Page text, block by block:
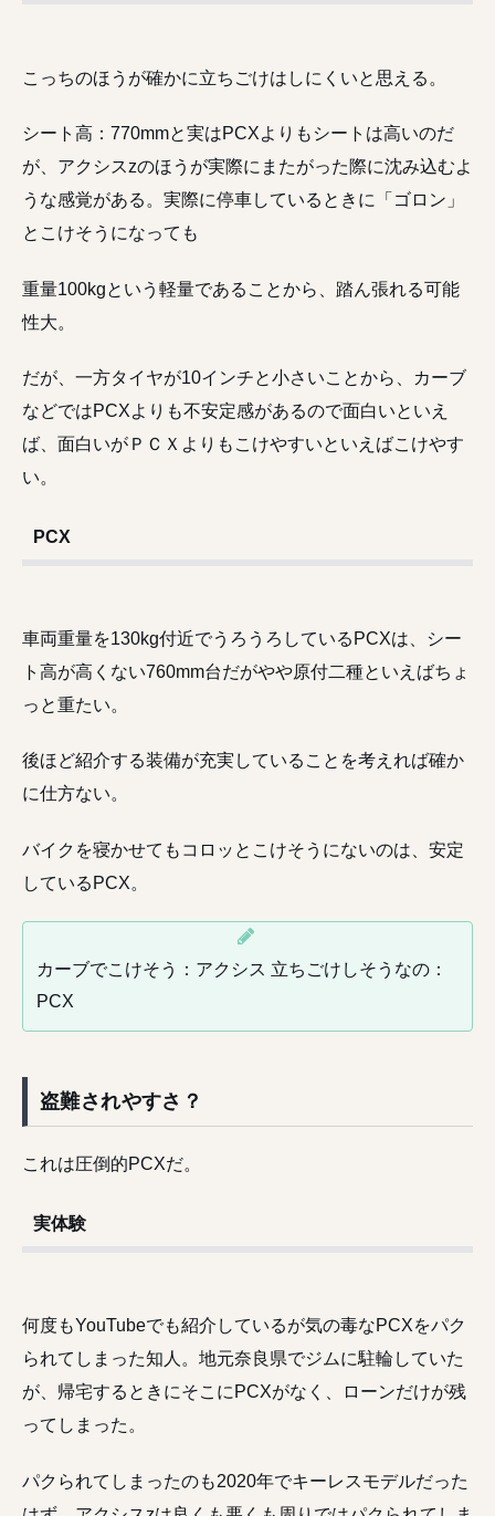
こっちのほうが確かに立ちごけはしにくいと思える。
シート高：770mmと実はPCXよりもシートは高いのだ
が、アクシスzのほうが実際にまたがった際に沈み込むよ
うな感覚がある。実際に停車しているときに「ゴロン」
とこけそうになっても
重量100kgという軽量であることから、踏ん張れる可能
性大。
だが、一方タイヤが10インチと小さいことから、カーブ
などではPCXよりも不安定感があるので面白いといえ
ば、面白いがＰＣＸよりもこけやすいといえばこけやす
い。
PCX
車両重量を130kg付近でうろうろしているPCXは、シー
ト高が高くない760mm台だがやや原付二種といえばちょ
っと重たい。
後ほど紹介する装備が充実していることを考えれば確か
に仕方ない。
バイクを寝かせてもコロッとこけそうにないのは、安定
しているPCX。
カーブでこけそう：アクシス 立ちごけしそうなの：
PCX
盗難されやすさ？
これは圧倒的PCXだ。
実体験
何度もYouTubeでも紹介しているが気の毒なPCXをパク
られてしまった知人。地元奈良県でジムに駐輪していた
が、帰宅するときにそこにPCXがなく、ローンだけが残
ってしまった。
パクられてしまったのも2020年でキーレスモデルだった